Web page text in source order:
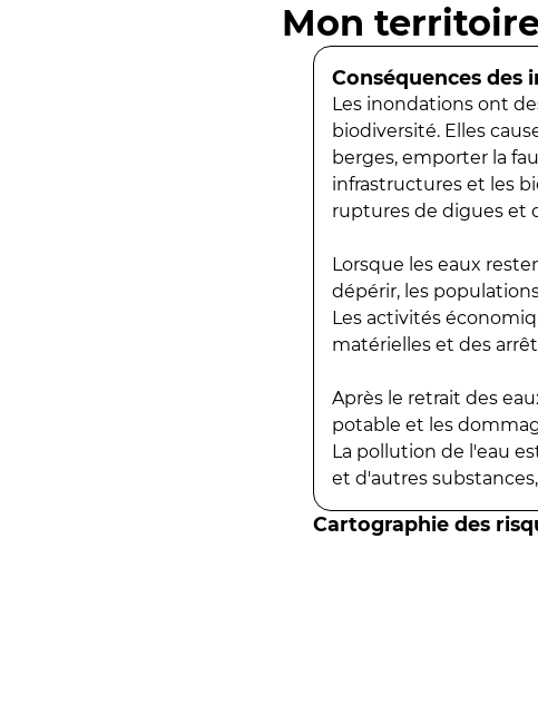
Mon
Conséquences des
Les inondations ont
biodiversité. Elles
berges, emporter la
infrastructures et les
ruptures de digues et
Lorsque les eaux
dépérir, les
Les activités
matérielles et des
Après le retrait des
potable et les
La pollution de l'eau
et d'autres
Cartographie des